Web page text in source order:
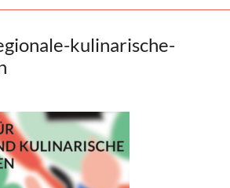
kulinarische-